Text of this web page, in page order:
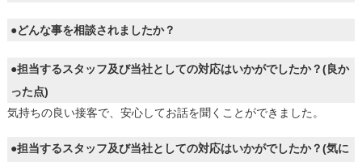
●どんな事を相談されましたか？
●担当するスタッフ及び当社としての対応はいかがでしたか？(良か
った点)
気持ちの良い接客で、安心してお話を聞くことができました。
●担当するスタッフ及び当社としての対応はいかがでしたか？(気に